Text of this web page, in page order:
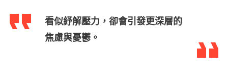
看似紓解壓力，卻會引發更深層的
焦慮與憂鬱。